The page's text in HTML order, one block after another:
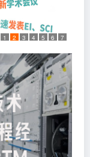
1 2 3 4 5 6 7